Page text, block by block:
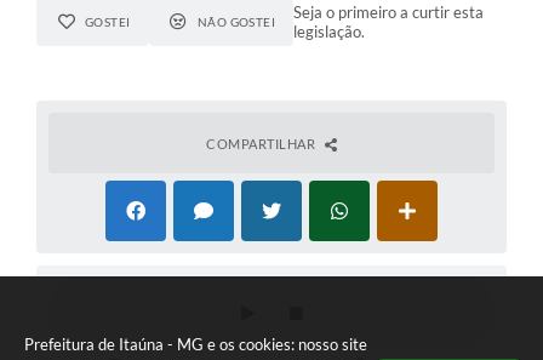
Prefeitura de Itaúna - MG e os cookies: nosso site
GOSTEI NÃO GOSTEI
Seja o primeiro a curtir esta
legislação.
COMPARTILHAR